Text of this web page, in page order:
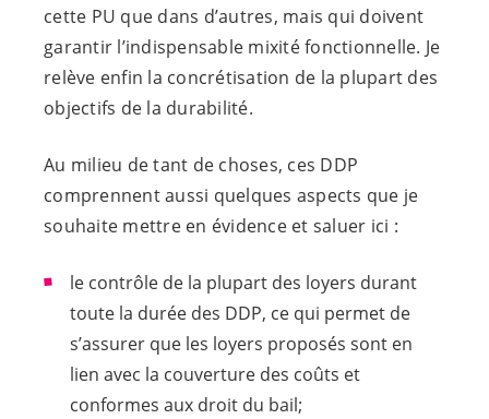
cette PU que dans d’autres, mais qui doivent
garantir l’indispensable mixité fonctionnelle. Je
relève enfin la concrétisation de la plupart des
objectifs de la durabilité.
Au milieu de tant de choses, ces DDP
comprennent aussi quelques aspects que je
souhaite mettre en évidence et saluer ici :
le contrôle de la plupart des loyers durant
toute la durée des DDP, ce qui permet de
s’assurer que les loyers proposés sont en
lien avec la couverture des coûts et
conformes aux droit du bail;